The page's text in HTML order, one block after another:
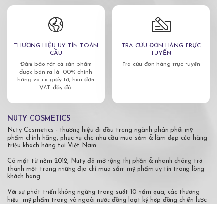
THƯƠNG HIỆU UY TÍN TOÀN
CẦU
Đảm bảo tất cả sản phẩm
được bán ra là 100% chính
hãng và có giấy tờ, hoá đơn
VAT đầy đủ.
TRA CỨU ĐƠN HÀNG TRỰC
TUYẾN
Tra cứu đơn hàng trực tuyến
NUTY COSMETICS
Nuty Cosmetics - thương hiệu đi đầu trong ngành phân phối mỹ
phẩm chính hãng, phục vụ cho nhu cầu mua sắm & làm đẹp của hàng
triệu khách hàng tại Việt Nam.
Có mặt từ năm 2012, Nuty đã mở rộng thị phần & nhanh chóng trở
thành một trong những địa chỉ mua sắm mỹ phẩm uy tín trong lòng
khách hàng
Với sự phát triển không ngừng trong suốt 10 năm qua, các thương
hiệu mỹ phẩm trong và ngoài nước đồng loạt ký hợp đồng chiến lược